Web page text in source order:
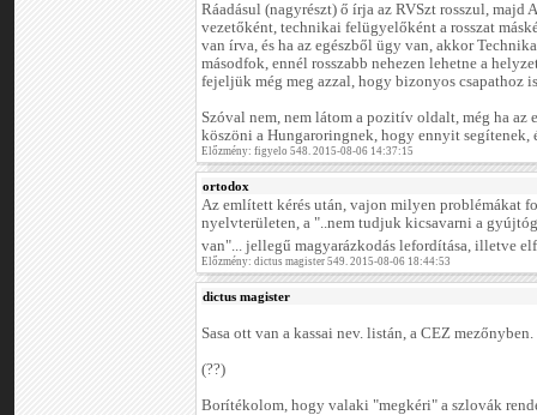
Ráadásul (nagyrészt) ő írja az RVSzt rosszul, majd
vezetőként, technikai felügyelőként a rosszat
van írva, és ha az egészből ügy van, akkor
másodfok, ennél rosszabb nehezen lehetne a
fejeljük még meg azzal, hogy bizonyos csapathoz
Szóval nem, nem látom a pozitív oldalt, még ha az
köszöni a Hungaroringnek, hogy ennyit segítenek,
Előzmény: figyelo 548. 2015-08-06 14:37:15
ortodox
Az említett kérés után, vajon milyen problémákat
nyelvterületen, a "..nem tudjuk kicsavarni a
van"... jellegű magyarázkodás lefordítása, illetve
Előzmény: dictus magister 549. 2015-08-06 18:44:53
dictus magister
Sasa ott van a kassai nev. listán, a CEZ mezőnyben.
(??)
Borítékolom, hogy valaki "megkéri" a szlovák